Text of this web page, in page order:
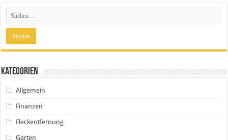
Kategorien
Allgemein
Finanzen
Fleckentfernung
Garten